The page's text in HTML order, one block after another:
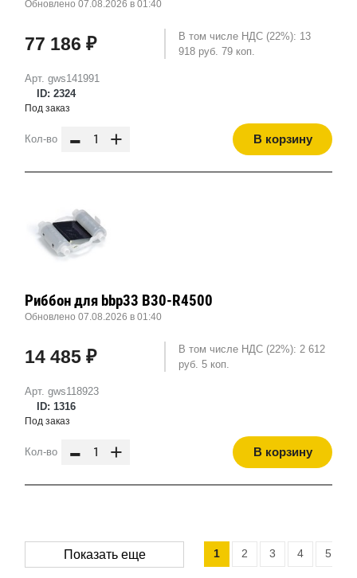
Арт. gws141991
ID: 2324
Обновлено 07.08.2026 в 01:40
77 186 ₽
В том числе НДС (22%): 13
918 руб. 79 коп.
Под заказ
Кол-во - + В корзину
Арт. gws118923
ID: 1316
Риббон для bbp33 B30-R4500
Обновлено 07.08.2026 в 01:40
14 485 ₽
В том числе НДС (22%): 2 612
руб. 5 коп.
Под заказ
Кол-во - + В корзину
Показать еще 1 2 3 4 5